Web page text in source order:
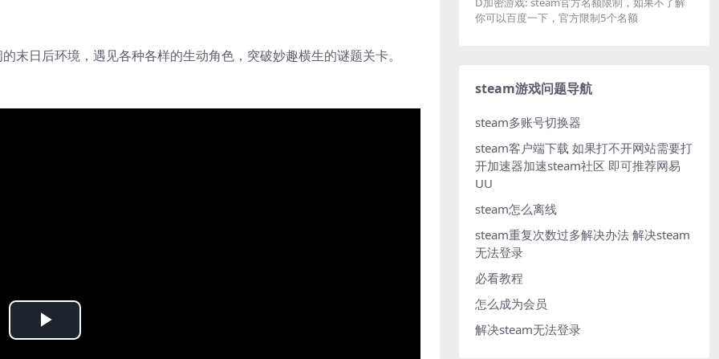
末日后环境，遇见各种各样的生动角色，突破妙趣横生的谜题关卡。
Play
你可以百度一下，官方限制5个名额
steam游戏问题导航
steam多账号切换器
steam客户端下载 如果打不开网站需要打
开加速器加速steam社区 即可推荐网易
UU
steam怎么离线
steam重复次数过多解决办法 解决steam
无法登录
必看教程
怎么成为会员
解决steam无法登录